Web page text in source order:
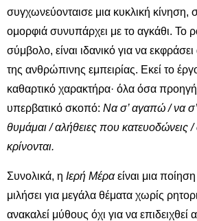
συγχωνεύονταισε μια κυκλική
ομορφιά συνυπάρχει με το αγκάθι. Το
σύμβολο, είναι ιδανικό για να
της ανθρώπινης εμπειρίας. Εκεί το
καθαρτικό χαρακτήρα· όλα όσα
υπερβατικό σκοπό: Να σ’ αγαπώ / να
θυμάμαι / αλήθειες που κατευοδώνεις
κρίνονται.
Συνολικά, η Ιερή Μέραείναι μια
μιλήσει για μεγάλα θέματα χωρίς
ανακαλεί μύθους όχι για να επιδειχθεί